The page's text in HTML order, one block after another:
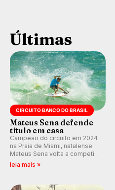
Últimas
CIRCUITO BANCO DO BRASIL
Mateus Sena defende
título em casa
Campeão do circuito em 2024
na Praia de Miami, natalense
Mateus Sena volta a competir
em casa em busca de manter a
leia mais »